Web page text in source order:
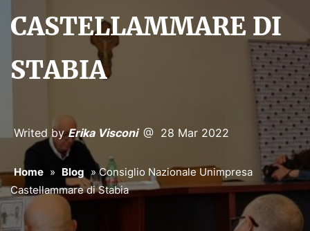
CASTELLAMMARE DI
STABIA
Writed byErika Visconi @ 28 Mar 2022
Home » Blog »Consiglio Nazionale Unimpresa
Castellammare di Stabia